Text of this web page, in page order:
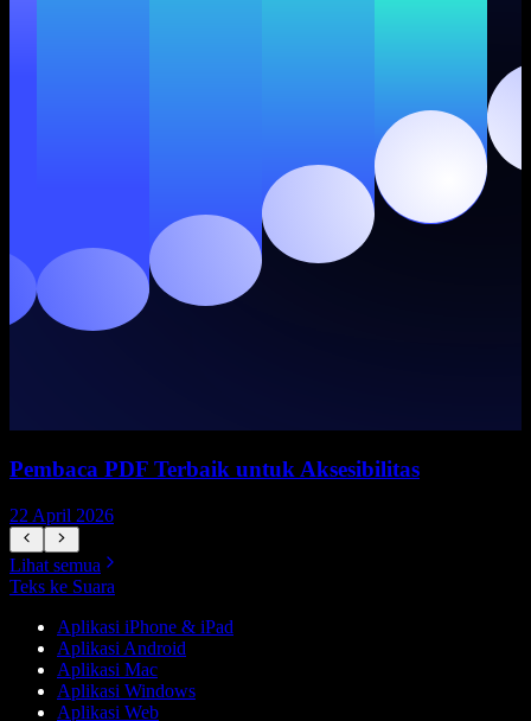
Pembaca PDF Terbaik untuk Aksesibilitas
22 April 2026
Lihat semua
Teks ke Suara
Aplikasi iPhone & iPad
Aplikasi Android
Aplikasi Mac
Aplikasi Windows
Aplikasi Web